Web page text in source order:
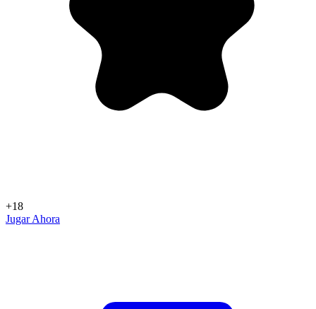
+18
Jugar Ahora